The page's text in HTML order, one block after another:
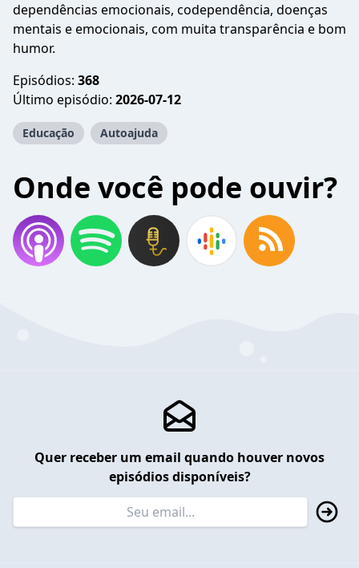
dependências emocionais, codependência, doenças
mentais e emocionais, com muita transparência e bom
humor.
Episódios: 368
Último episódio: 2026-07-12
Educação Autoajuda
Onde você pode ouvir?
Quer receber um email quando houver novos
episódios disponíveis?